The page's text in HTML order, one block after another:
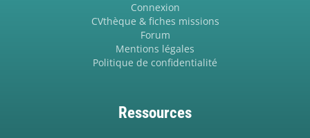
Connexion
CVthèque & fiches missions
Forum
Mentions légales
Politique de confidentialité
Ressources